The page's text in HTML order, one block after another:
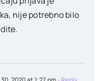
nije potrebno bilo